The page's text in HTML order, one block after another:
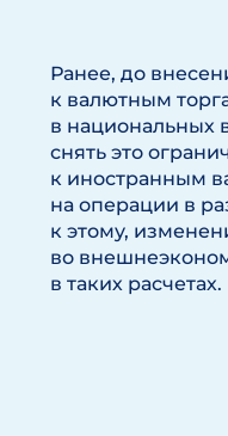
Ранее, до
к валютным
в национальных
снять это
к иностранным
на операции в
к этому,
во
в таких расчетах.